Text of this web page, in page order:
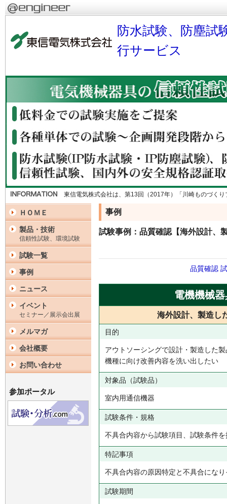
防水試験、防塵試
行サービス
東信電気株式会社は、第13回（2017年）「川崎ものづく
事例
試験事例：品質確認【海外設計、
品質確認
電機機械
海外設計、製造し
目的
アウトソーシングで設計・製造した
機種に向け改善内容を洗い出したい
対象品（試験品）
室内用通信機器
試験条件・規格
不具合内容から試験項目、試験条件を
特記事項
不具合内容の原因特定と不具合にな
試験期間
ＨＯＭＥ
製品・技術
信頼性試験、環境試験
試験一覧
事例
ニュース
イベント
セミナー／展示会出展
メルマガ
会社概要
お問い合わせ
参加ポータル